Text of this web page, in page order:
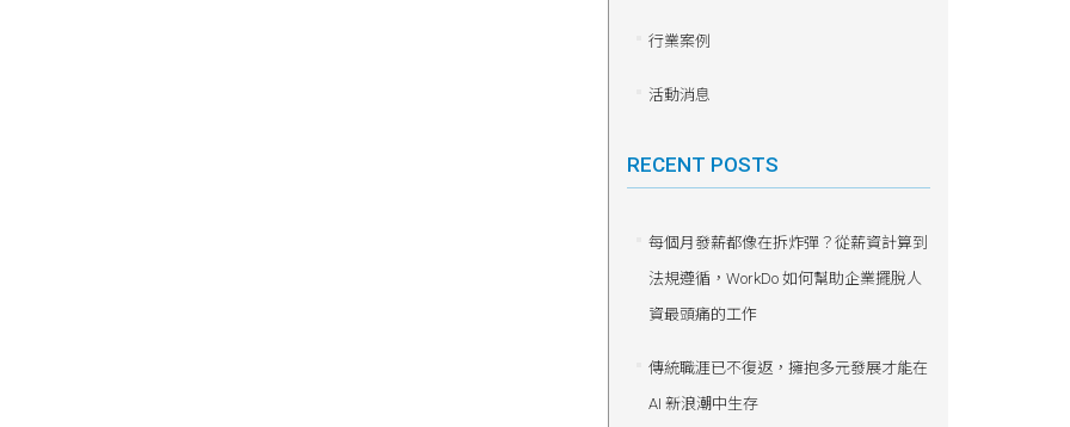
行業案例
活動消息
RECENT POSTS
每個月發薪都像在拆炸彈？從薪資計算到
法規遵循，WorkDo 如何幫助企業擺脫人
資最頭痛的工作
傳統職涯已不復返，擁抱多元發展才能在
AI 新浪潮中生存